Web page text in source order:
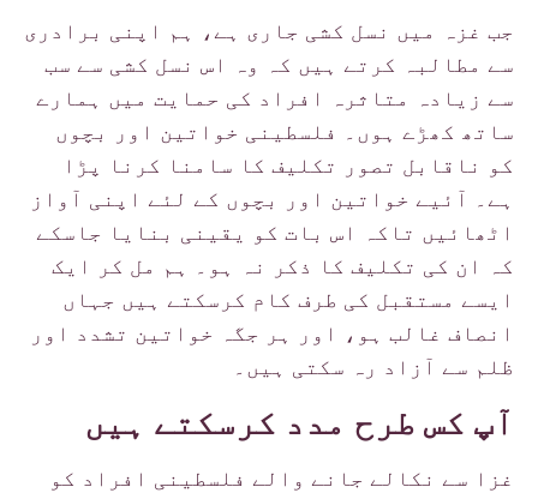
جب غزہ میں نسل کشی جاری ہے، ہم اپنی برادری
سے مطالبہ کرتے ہیں کہ وہ اس نسل کشی سے سب
سے زیادہ متاثرہ افراد کی حمایت میں ہمارے
ساتھ کھڑے ہوں۔ فلسطینی خواتین اور بچوں
کو ناقابل تصور تکلیف کا سامنا کرنا پڑا
ہے۔ آئیے خواتین اور بچوں کے لئے اپنی آواز
اٹھائیں تاکہ اس بات کو یقینی بنایا جاسکے
کہ ان کی تکلیف کا ذکر نہ ہو۔ ہم مل کر ایک
ایسے مستقبل کی طرف کام کرسکتے ہیں جہاں
انصاف غالب ہو، اور ہر جگہ خواتین تشدد اور
ظلم سے آزاد رہ سکتی ہیں۔
آپ کس طرح مدد کرسکتے ہیں
غزا سے نکالے جانے والے فلسطینی افراد کو